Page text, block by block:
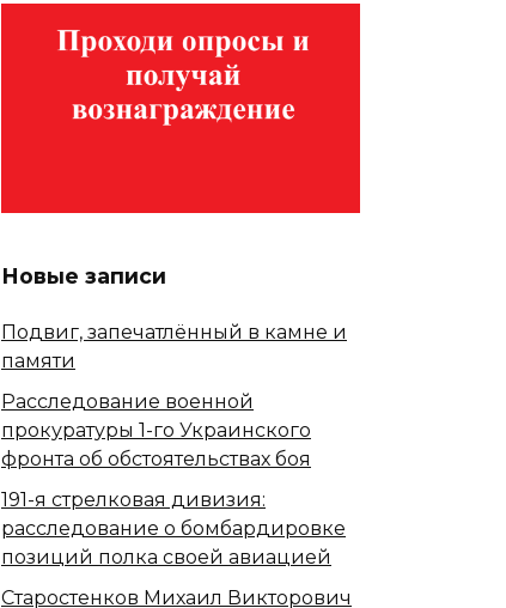
Новые записи
Подвиг, запечатлённый в камне и
памяти
Расследование военной
прокуратуры 1-го Украинского
фронта об обстоятельствах боя
191-я стрелковая дивизия:
расследование о бомбардировке
позиций полка своей авиацией
Старостенков Михаил Викторович